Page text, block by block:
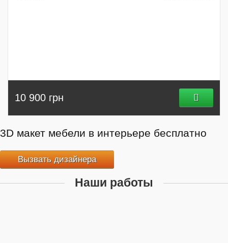
10 900 грн
3D макет мебели в интерьере бесплатно
Вызвать дизайнера
Наши работы